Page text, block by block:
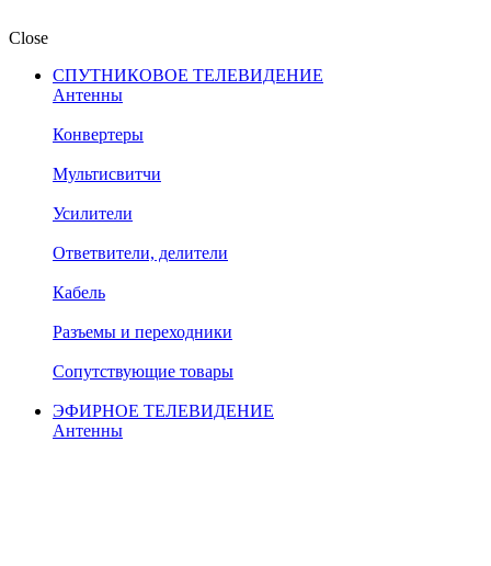
Close
СПУТНИКОВОЕ ТЕЛЕВИДЕНИЕ
Антенны
Конвертеры
Мультисвитчи
Усилители
Ответвители, делители
Кабель
Разъемы и переходники
Сопутствующие товары
ЭФИРНОЕ ТЕЛЕВИДЕНИЕ
Антенны